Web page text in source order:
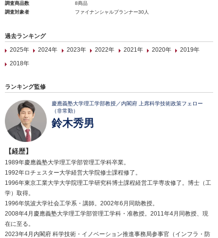
調査商品数
8商品
調査対象者
ファイナンシャルプランナー30人
過去ランキング
2025年
2024年 2023年 2022年 2021年 2020年
2019年
2018年
ランキング監修
慶應義塾大学理工学部教授／内閣府 上席科学技術政策フェロー
（非常勤）
鈴木秀男
【経歴】
1989年慶應義塾大学理工学部管理工学科卒業。
1992年ロチェスター大学経営大学院修士課程修了。
1996年東京工業大学大学院理工学研究科博士課程経営工学専攻修了。博士（工
学）取得。
1996年筑波大学社会工学系・講師。2002年6月同助教授。
2008年4月慶應義塾大学理工学部管理工学科・准教授。2011年4月同教授、現
在に至る。
2023年4月内閣府 科学技術・イノベーション推進事務局参事官（インフラ・防